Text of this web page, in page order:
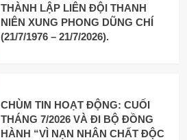
THÀNH LẬP LIÊN ĐỘI THANH
NIÊN XUNG PHONG DŨNG CHÍ
(21/7/1976 – 21/7/2026).
CHÙM TIN HOẠT ĐỘNG: CUỐI
THÁNG 7/2026 VÀ ĐI BỘ ĐỒNG
HÀNH “VÌ NẠN NHÂN CHẤT ĐỘC